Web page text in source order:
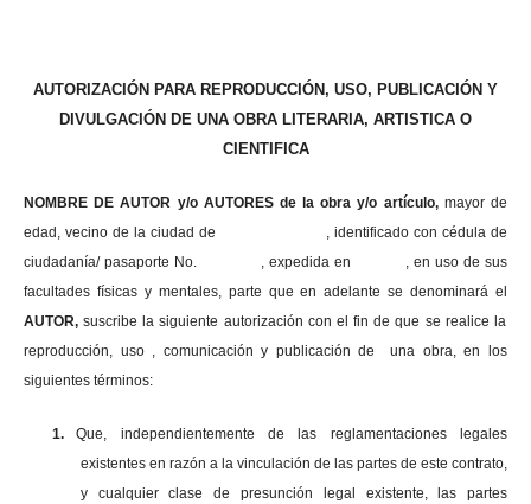
AUTORIZACIÓN PARA REPRODUCCIÓN, USO, PUBLICACIÓN Y
DIVULGACIÓN DE UNA OBRA LITERARIA, ARTISTICA O
CIENTIFICA
NOMBRE DE AUTOR y/o AUTORES de la obra y/o artículo, mayor de
edad, vecino de la ciudad de , identificado con cédula de
ciudadanía/ pasaporte No. , expedida en , en uso de sus
facultades físicas y mentales, parte que en adelante se denominará el
AUTOR,suscribe la siguiente autorización con el fin de que se realice la
reproducción, uso , comunicación y publicación de una obra, en los
siguientes términos:
1.
Que, independientemente de las reglamentaciones legales
existentes en razón a la vinculación de las partes de este contrato,
y cualquier clase de presunción legal existente, las partes